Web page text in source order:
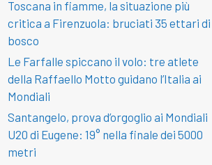
Toscana in fiamme, la situazione più
critica a Firenzuola: bruciati 35 ettari di
bosco
Le Farfalle spiccano il volo: tre atlete
della Raffaello Motto guidano l’Italia ai
Mondiali
Santangelo, prova d’orgoglio ai Mondiali
U20 di Eugene: 19° nella finale dei 5000
metri